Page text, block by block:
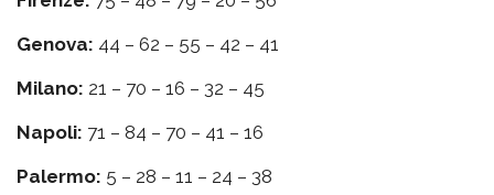
Genova: 44 – 62 – 55 – 42 – 41
Milano: 21 – 70 – 16 – 32 – 45
Napoli: 71 – 84 – 70 – 41 – 16
Palermo: 5 – 28 – 11 – 24 – 38